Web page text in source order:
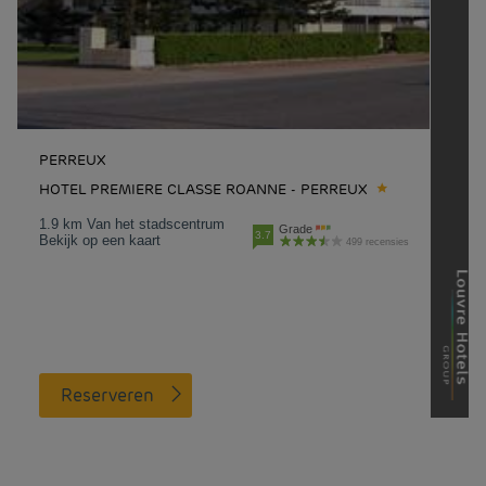
PERREUX
HOTEL PREMIERE CLASSE ROANNE - PERREUX
1.9 km Van het stadscentrum
Bekijk op een kaart
3.7 Grade
499 recensies
Reserveren